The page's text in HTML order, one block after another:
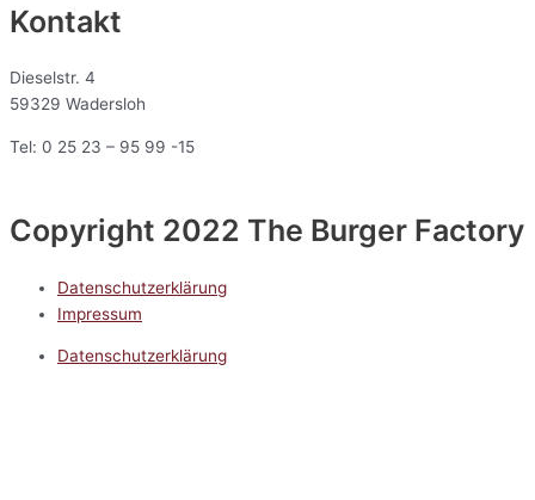
Kontakt
Dieselstr. 4
59329 Wadersloh
Tel: 0 25 23 – 95 99 -15
Copyright 2022 The Burger Factory
Datenschutzerklärung
Impressum
Datenschutzerklärung